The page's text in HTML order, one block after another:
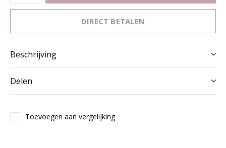
DIRECT BETALEN
Beschrijving
Delen
Toevoegen aan vergelijking